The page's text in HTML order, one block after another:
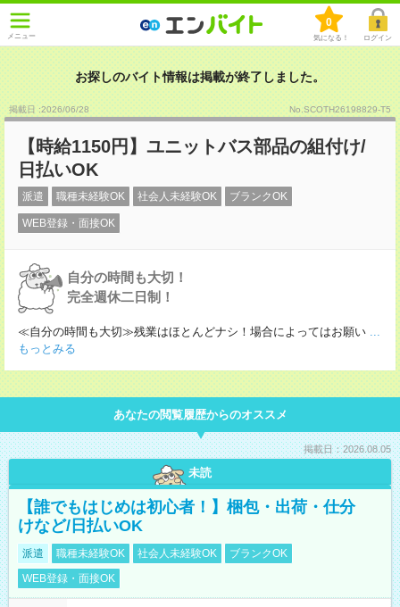
メニュー
0
気になる！ ログイン
お探しのバイト情報は掲載が終了しました。
掲載日 :2026/06/28 No.SCOTH26198829-T5
【時給1150円】ユニットバス部品の組付け/
日払いOK
派遣 職種未経験OK 社会人未経験OK ブランクOK
WEB登録・面接OK
自分の時間も大切！
完全週休二日制！
≪自分の時間も大切≫残業はほとんどナシ！場合によってはお願い ...
もっとみる
あなたの閲覧履歴からのオススメ
掲載日：2026.08.05
未読
【誰でもはじめは初心者！】梱包・出荷・仕分
けなど/日払いOK
派遣 職種未経験OK 社会人未経験OK
ブランクOK
WEB登録・面接OK